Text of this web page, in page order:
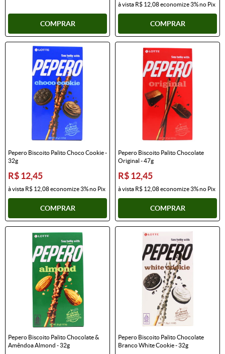
COMPRAR
à vista R$ 12,08economize3%no Pix
COMPRAR
Pepero Biscoito Palito Choco Cookie -
32g
R$ 12,45
à vista R$ 12,08economize3%no Pix
COMPRAR
Pepero Biscoito Palito Chocolate
Original - 47g
R$ 12,45
à vista R$ 12,08economize3%no Pix
COMPRAR
Pepero Biscoito Palito Chocolate &
Amêndoa Almond - 32g
Pepero Biscoito Palito Chocolate
Branco White Cookie - 32g